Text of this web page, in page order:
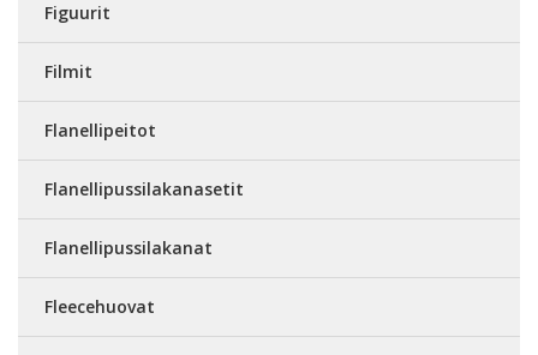
Figuurit
Filmit
Flanellipeitot
Flanellipussilakanasetit
Flanellipussilakanat
Fleecehuovat